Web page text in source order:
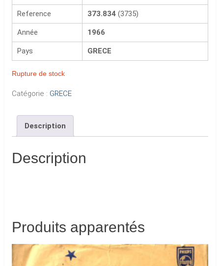
Reference 373.834 (3735)
Année 1966
Pays GRECE
Rupture de stock
Catégorie : GRECE
Description
Description
Produits apparentés